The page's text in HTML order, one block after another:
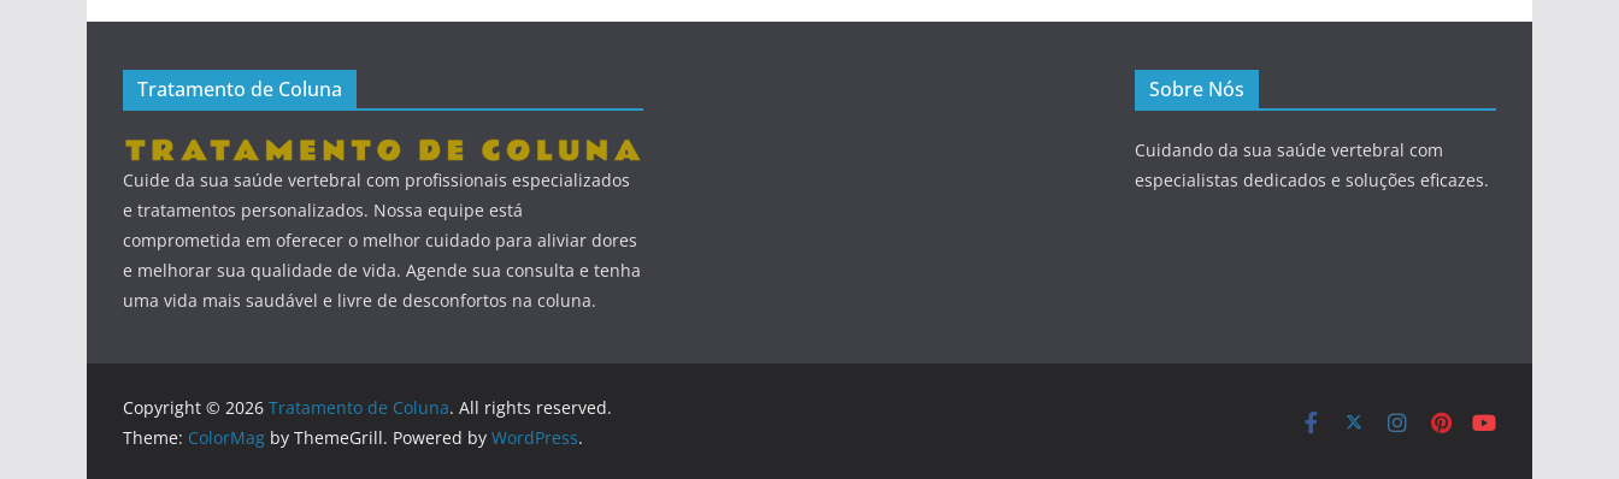
Tratamento de Coluna
Cuide da sua saúde vertebral com profissionais especializados
e tratamentos personalizados. Nossa equipe está
comprometida em oferecer o melhor cuidado para aliviar dores
e melhorar sua qualidade de vida. Agende sua consulta e tenha
uma vida mais saudável e livre de desconfortos na coluna.
Sobre Nós
Cuidando da sua saúde vertebral com
especialistas dedicados e soluções eficazes.
Copyright © 2026 Tratamento de Coluna. All rights reserved.
Theme: ColorMag by ThemeGrill. Powered by WordPress.